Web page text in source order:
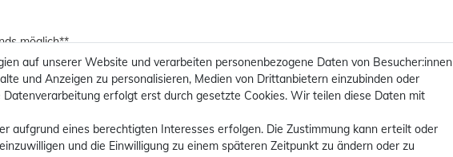
möglich**
auf unserer Website und verarbeiten personenbezogene Daten von Besucher:innen
und Anzeigen zu personalisieren, Medien von Drittanbietern einzubinden oder
erfolgt erst durch gesetzte Cookies. Wir teilen diese Daten mit
aufgrund eines berechtigten Interesses erfolgen. Die Zustimmung kann erteilt oder
und die Einwilligung zu einem späteren Zeitpunkt zu ändern oder zu